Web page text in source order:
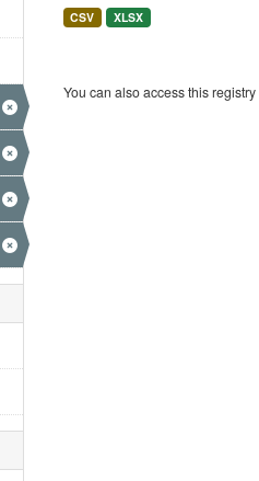
CSV XLSX
You can also access this